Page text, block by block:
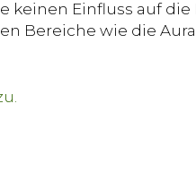
Einfluss auf
Bereiche wie die